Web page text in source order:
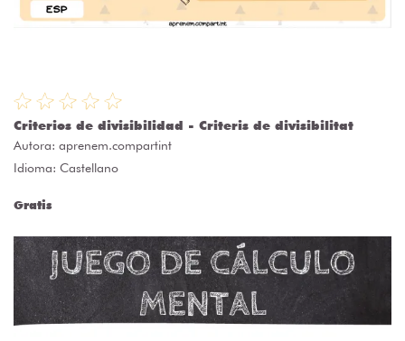
Criterios de divisibilidad - Criteris de divisibilitat
Autora: aprenem.compartint
Idioma: Castellano
Gratis